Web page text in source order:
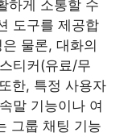
하게 소통할 수
도구를 제공합
물론, 대화의
티커(유료/무
한, 특정 사용자
말 기능이나 여
그룹 채팅 기능